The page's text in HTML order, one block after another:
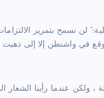
لن نسمح بتمرير
في واشنطن إلا إلى
ولكن عندما رأينا الشعار